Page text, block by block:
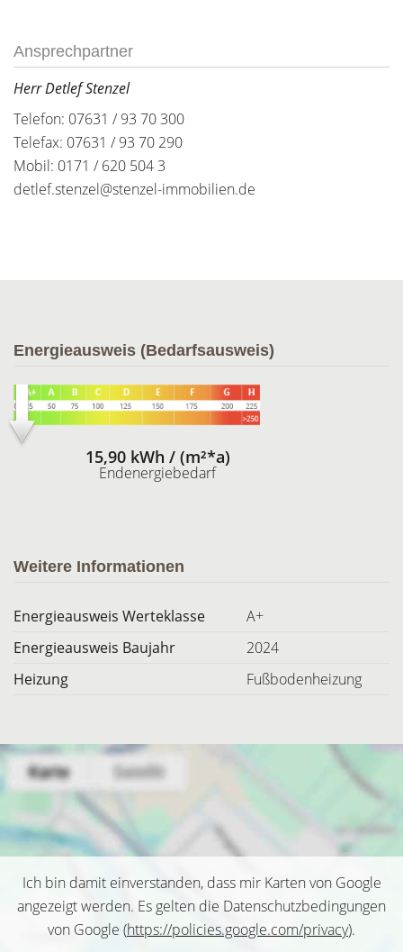
Ansprechpartner
Herr Detlef Stenzel
Telefon: 07631 / 93 70 300
Telefax: 07631 / 93 70 290
Mobil: 0171 / 620 504 3
detlef.stenzel@stenzel-immobilien.de
Energieausweis (Bedarfsausweis)
15,90 kWh / (m²*a)
Endenergiebedarf
Weitere Informationen
Energieausweis Werteklasse
A+
Energieausweis Baujahr
2024
Heizung
Fußbodenheizung
Ich bin damit einverstanden, dass mir Karten von Google
angezeigt werden. Es gelten die Datenschutzbedingungen
von Google (https://policies.google.com/privacy).